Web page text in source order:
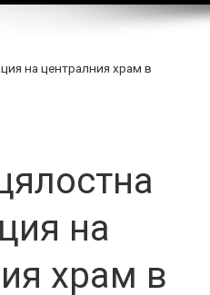
на централния храм в
на
храм в